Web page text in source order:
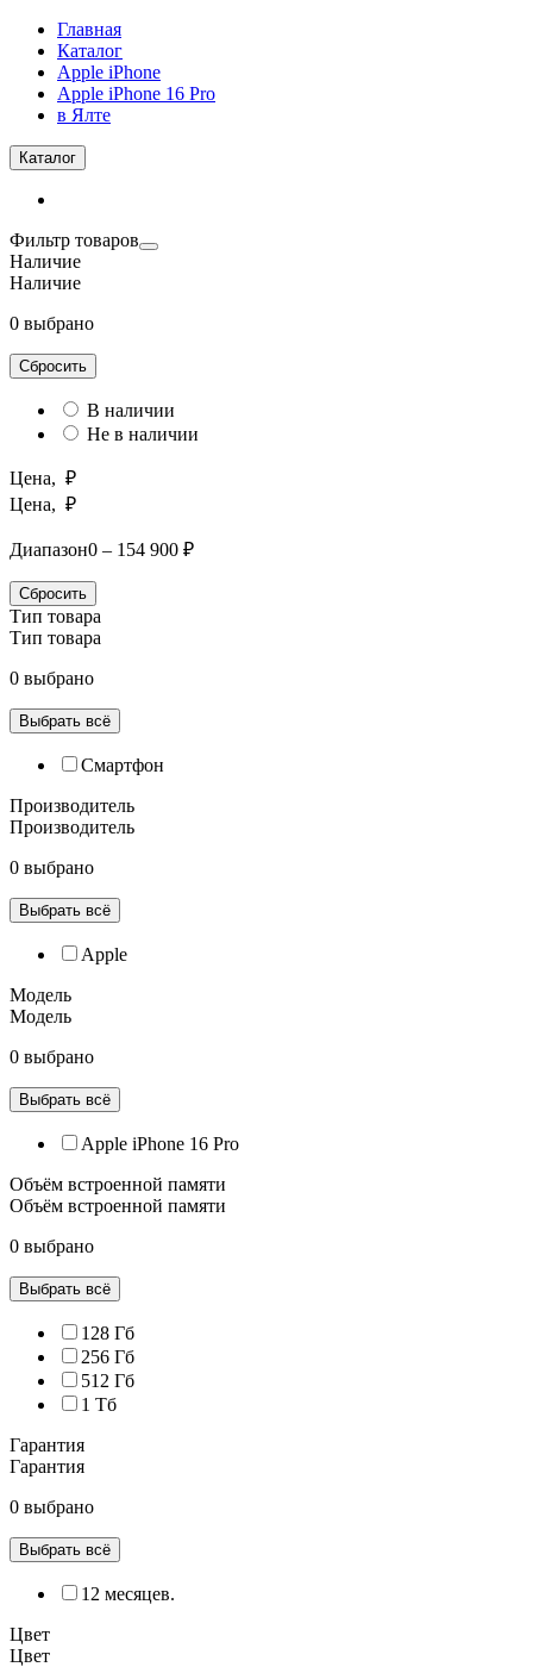
Главная
Каталог
Apple iPhone
Apple iPhone 16 Pro
в Ялте
Каталог
Фильтр товаров
Наличие
Наличие
0 выбрано
Сбросить
В наличии
Не в наличии
Цена, ₽
Цена, ₽
Диапазон0 – 154 900 ₽
Сбросить
Тип товара
Тип товара
0 выбрано
Выбрать всё
Смартфон
Производитель
Производитель
0 выбрано
Выбрать всё
Apple
Модель
Модель
0 выбрано
Выбрать всё
Apple iPhone 16 Pro
Объём встроенной памяти
Объём встроенной памяти
0 выбрано
Выбрать всё
128 Гб
256 Гб
512 Гб
1 Тб
Гарантия
Гарантия
0 выбрано
Выбрать всё
12 месяцев.
Цвет
Цвет